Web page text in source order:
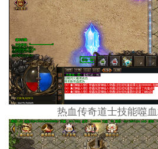
热血传奇道士技能噬